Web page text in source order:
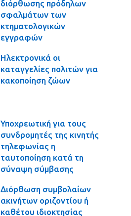
διόρθωσης πρόδηλων
σφαλμάτων των
κτηματολογικών
εγγραφών
Ηλεκτρονικά οι
καταγγελίες πολιτών για
κακοποίηση ζώων
Υποχρεωτική για τους
συνδρομητές της κινητής
τηλεφωνίας η
ταυτοποίηση κατά τη
σύναψη σύμβασης
Διόρθωση συμβολαίων
ακινήτων οριζοντίου ή
καθέτου ιδιοκτησίας